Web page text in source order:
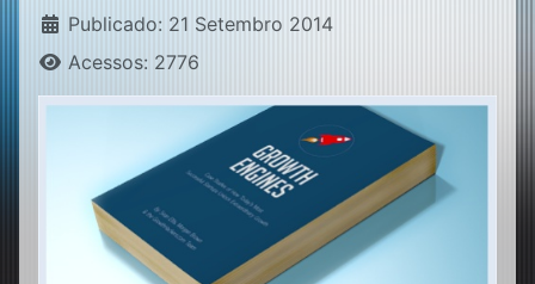
Publicado: 21 Setembro 2014
Acessos: 2776